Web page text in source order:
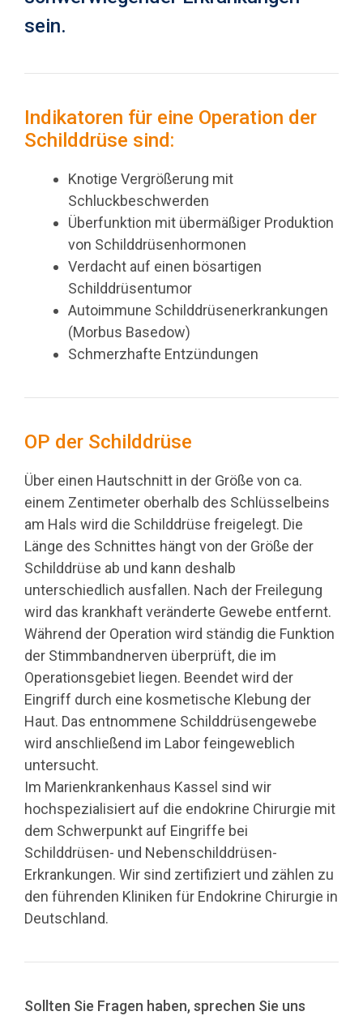
sein.
Indikatoren für eine Operation der
Schilddrüse sind:
Knotige Vergrößerung mit
Schluckbeschwerden
Überfunktion mit übermäßiger Produktion
von Schilddrüsenhormonen
Verdacht auf einen bösartigen
Schilddrüsentumor
Autoimmune Schilddrüsenerkrankungen
(Morbus Basedow)
Schmerzhafte Entzündungen
OP der Schilddrüse
Über einen Hautschnitt in der Größe von ca.
einem Zentimeter oberhalb des Schlüsselbeins
am Hals wird die Schilddrüse freigelegt. Die
Länge des Schnittes hängt von der Größe der
Schilddrüse ab und kann deshalb
unterschiedlich ausfallen. Nach der Freilegung
wird das krankhaft veränderte Gewebe entfernt.
Während der Operation wird ständig die Funktion
der Stimmbandnerven überprüft, die im
Operationsgebiet liegen. Beendet wird der
Eingriff durch eine kosmetische Klebung der
Haut. Das entnommene Schilddrüsengewebe
wird anschließend im Labor feingeweblich
untersucht.
Im Marienkrankenhaus Kassel sind wir
hochspezialisiert auf die endokrine Chirurgie mit
dem Schwerpunkt auf Eingriffe bei
Schilddrüsen- und Nebenschilddrüsen-
Erkrankungen. Wir sind zertifiziert und zählen zu
den führenden Kliniken für Endokrine Chirurgie in
Deutschland.
Sollten Sie Fragen haben, sprechen Sie uns